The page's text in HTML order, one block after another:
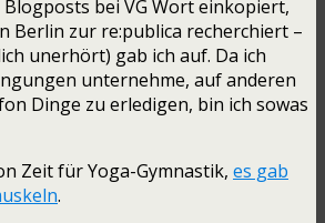
bei VG Wort einkopiert,
Berlin zur re:publica recherchiert –
unerhört) gab ich auf. Da ich
unternehme, auf anderen
Dinge zu erledigen, bin ich sowas
Zeit für Yoga-Gymnastik, es gab
.